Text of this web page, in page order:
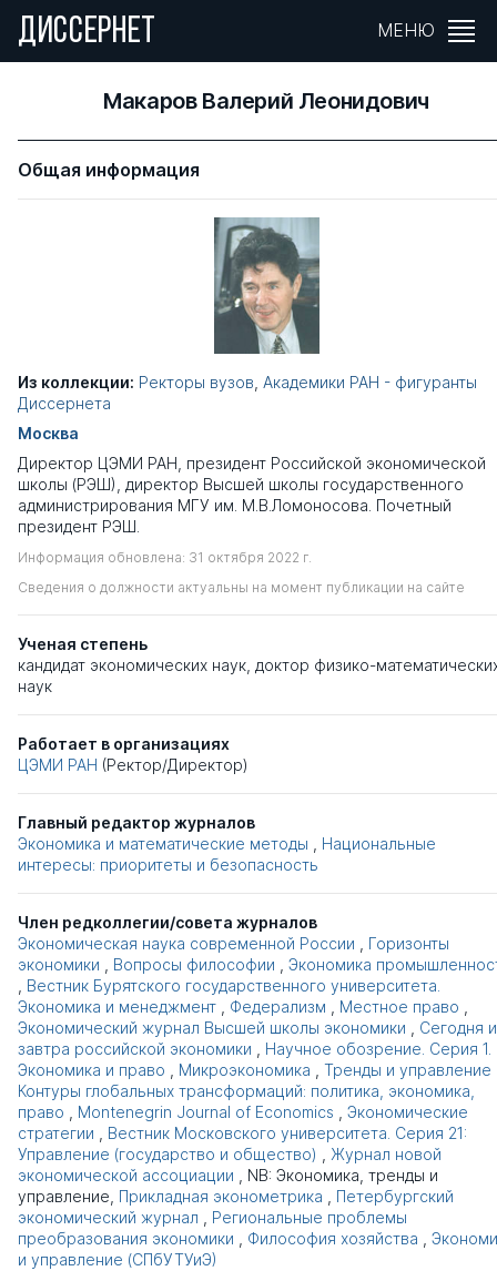
ДИССЕРНЕТ МЕНЮ
Макаров Валерий Леонидович
Общая информация
Из коллекции: Ректоры вузов Академики РАН - фигуранты
Диссернета
Москва
Директор ЦЭМИ РАН, президент Российской экономической
школы (РЭШ), директор Высшей школы государственного
администрирования МГУ им. М.В.Ломоносова. Почетный
президент РЭШ.
Информация обновлена: 31 октября 2022 г.
Сведения о должности актуальны на момент публикации на сайте
Ученая степень
кандидат экономических наук доктор физико-
наук
Работает в организациях
ЦЭМИ РАН (Ректор/Директор)
Главный редактор журналов
Экономика и математические методы
Национальные
интересы: приоритеты и безопасность
Член редколлегии/совета журналов
Экономическая наука современной России
Горизонты
экономики
Вопросы философии
Экономика
Вестник Бурятского государственного университета.
Экономика и менеджмент
Федерализм Местное право
Экономический журнал Высшей школы экономики
Сегодня и
завтра российской экономики
Научное обозрение. Серия 1.
Экономика и право
Микроэкономика Тренды и управление
Контуры глобальных трансформаций: политика, экономика,
право
Montenegrin Journal of Economics
Экономические
стратегии
Вестник Московского университета. Серия 21:
Управление (государство и общество)
Журнал новой
экономической ассоциации
NB: Экономика, тренды и
управление Прикладная эконометрика
Петербургский
экономический журнал
Региональные проблемы
преобразования экономики
Философия хозяйства
и управление (СПбУТУиЭ)